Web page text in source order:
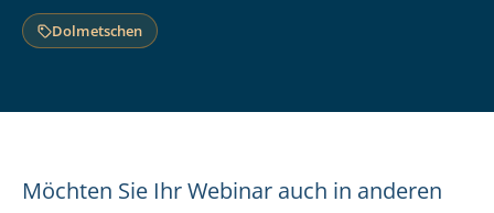
Dolmetschen
Möchten Sie Ihr Webinar auch in anderen